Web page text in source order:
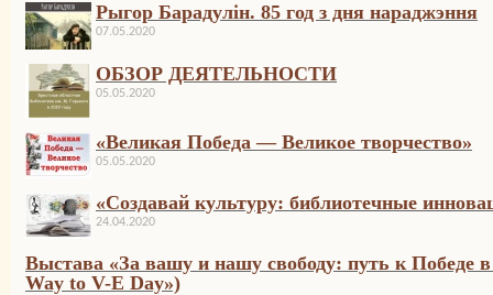
Рыгор Барадулін. 85 год з дня нараджэння
07.05.2020
ОБЗОР ДЕЯТЕЛЬНОСТИ
05.05.2020
«Великая Победа — Великое творчество»
05.05.2020
«Создавай культуру: библиотечные
24.04.2020
Выстава «За вашу и нашу свободу: путь к Победе
Way to V-E Day»)